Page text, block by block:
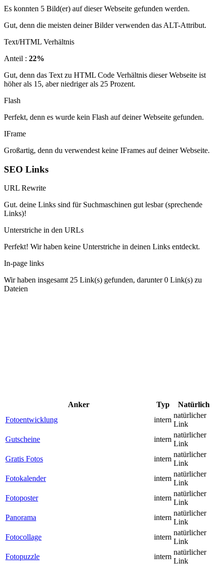
Es konnten 5 Bild(er) auf dieser Webseite gefunden werden.
Gut, denn die meisten deiner Bilder verwenden das ALT-Attribut.
Text/HTML Verhältnis
Anteil : 22%
Gut, denn das Text zu HTML Code Verhältnis dieser Webseite ist
höher als 15, aber niedriger als 25 Prozent.
Flash
Perfekt, denn es wurde kein Flash auf deiner Webseite gefunden.
IFrame
Großartig, denn du verwendest keine IFrames auf deiner Webseite.
SEO Links
URL Rewrite
Gut. deine Links sind für Suchmaschinen gut lesbar (sprechende
Links)!
Unterstriche in den URLs
Perfekt! Wir haben keine Unterstriche in deinen Links entdeckt.
In-page links
Wir haben insgesamt 25 Link(s) gefunden, darunter 0 Link(s) zu
Dateien
Anker Typ
Natürlich
Fotoentwicklung
intern
natürlicher
Link
Gutscheine
intern
natürlicher
Link
Gratis Fotos
intern
natürlicher
Link
Fotokalender
intern
natürlicher
Link
Fotoposter
intern
natürlicher
Link
Panorama
intern
natürlicher
Link
Fotocollage
intern
natürlicher
Link
Fotopuzzle
intern
natürlicher
Link